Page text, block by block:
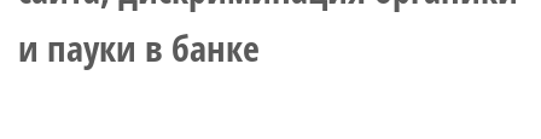
и пауки в банке